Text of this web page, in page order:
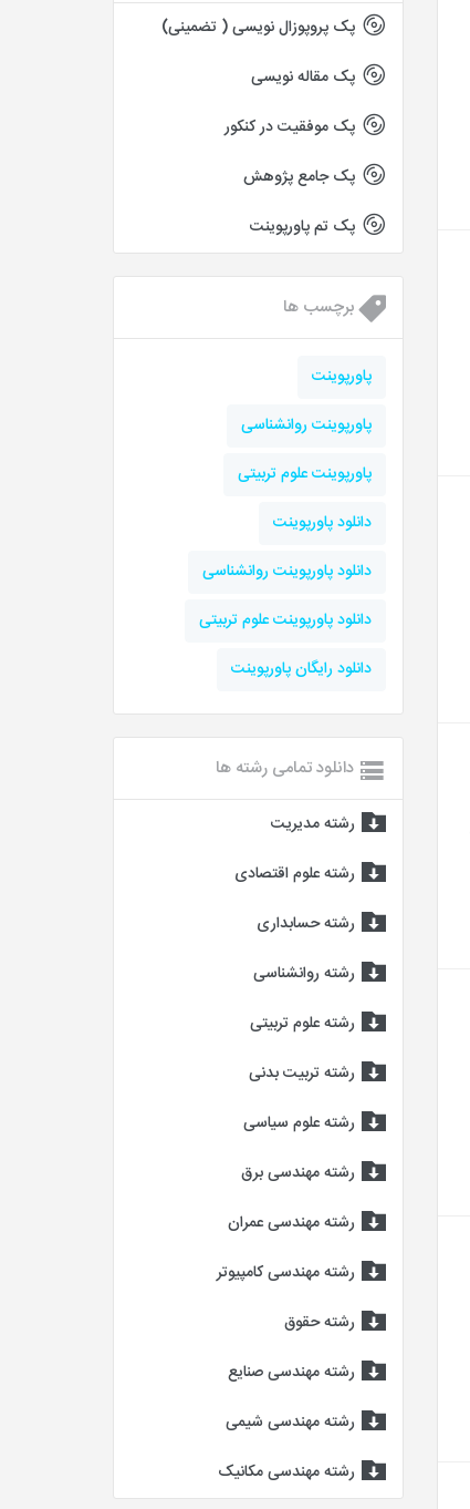
پک پروپوزال نویسی ( تضمینی)
پک مقاله نویسی
پک موفقیت در کنکور
پک جامع پژوهش
پک تم پاورپوینت
برچسب ها
پاورپوینت
پاورپوینت روانشناسی
پاورپوینت علوم تربیتی
دانلود پاورپوینت
دانلود پاورپوینت روانشناسی
دانلود پاورپوینت علوم تربیتی
دانلود رایگان پاورپوینت
دانلود تمامی رشته ها
رشته مدیریت
رشته علوم اقتصادی
رشته حسابداری
رشته روانشناسی
رشته علوم تربیتی
رشته تربیت بدنی
رشته علوم سیاسی
رشته مهندسی برق
رشته مهندسی عمران
رشته مهندسی کامپیوتر
رشته حقوق
رشته مهندسی صنایع
رشته مهندسی شیمی
رشته مهندسی مکانیک